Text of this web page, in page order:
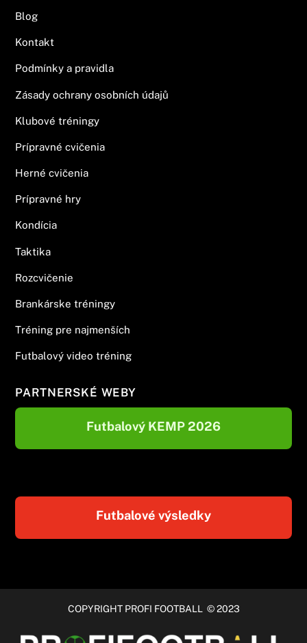
Blog
Kontakt
Podmínky a pravidla
Zásady ochrany osobních údajů
Klubové tréningy
Prípravné cvičenia
Herné cvičenia
Prípravné hry
Kondícia
Taktika
Rozcvičenie
Brankárske tréningy
Tréning pre najmenších
Futbalový video tréning
PARTNERSKÉ WEBY
Futbalový KEMP 2026
Futbalové výsledky
COPYRIGHT PROFI FOOTBALL © 2023